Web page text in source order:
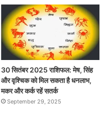
30 सितंबर 2025 राशिफल: मेष, सिंह
और वृश्चिक को मिल सकता है धनलाभ,
मकर और कर्क रहें सतर्क
September 29, 2025